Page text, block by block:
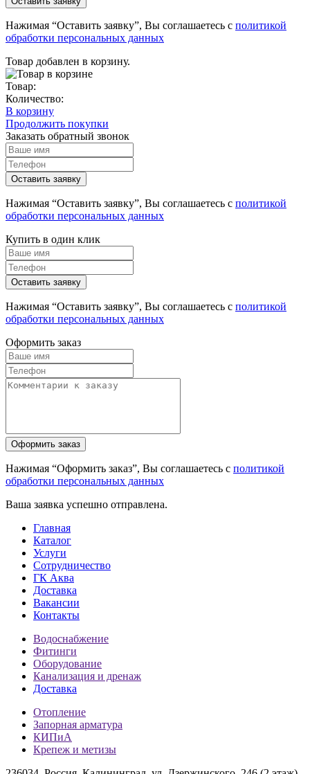
Нажимая “Оставить заявку”, Вы соглашаетесь с политикой
обработки персональных данных
Товар добавлен в корзину.
Товар:
Количество:
В корзину
Продолжить покупки
Заказать обратный звонок
Нажимая “Оставить заявку”, Вы соглашаетесь с политикой
обработки персональных данных
Купить в один клик
Нажимая “Оставить заявку”, Вы соглашаетесь с политикой
обработки персональных данных
Оформить заказ
Нажимая “Оформить заказ”, Вы соглашаетесь с политикой
обработки персональных данных
Ваша заявка успешно отправлена.
Главная
Каталог
Услуги
Сотрудничество
ГК Аква
Доставка
Вакансии
Контакты
Водоснабжение
Фитинги
Оборудование
Канализация и дренаж
Доставка
Отопление
Запорная арматура
КИПиА
Крепеж и метизы